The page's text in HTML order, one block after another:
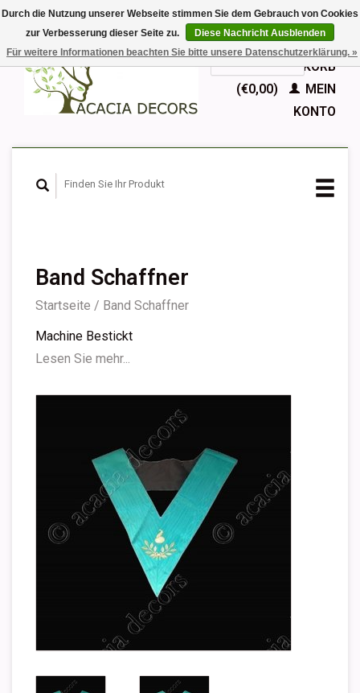
EUR
GBPDeutsch
Nederlands
English
IHR WARENKORB
(€0,00)
MEIN
KONTO
Band Schaffner
Startseite / Band Schaffner
Machine Bestickt
Lesen Sie mehr...
Durch die Nutzung unserer Webseite stimmen Sie dem Gebrauch von Cookies
zur Verbesserung dieser Seite zu.
Diese Nachricht Ausblenden
Für weitere Informationen beachten Sie bitte unsere Datenschutzerklärung. »